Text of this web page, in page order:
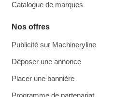
Catalogue de marques
Nos offres
Publicité sur Machineryline
Déposer une annonce
Placer une bannière